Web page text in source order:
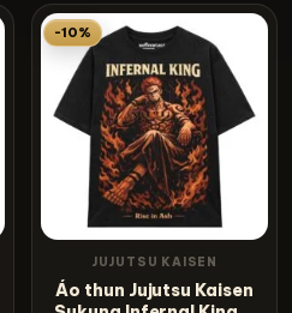
-10%
JUJUTSU KAISEN
Áo thun Jujutsu Kaisen